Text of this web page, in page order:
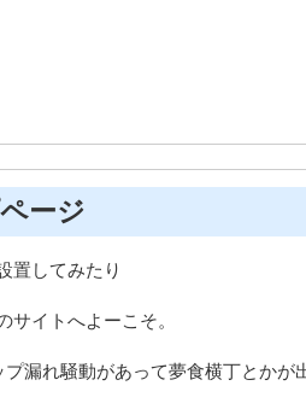
ージ
置してみたり
サイトへよーこそ。
プ漏れ騒動があって夢食横丁とかが